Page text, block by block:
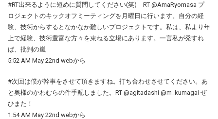
#RT出来るように短めに質問してください(笑) RT @AmaRyomasa プ
ロジェクトのキックオフミーティングを月曜日に行います。自分の経
験、技術からするとなかなか難しいプロジェクトです。私は、私より年
上で経験、技術豊富な方々を束ねる立場にあります。一言私が発すれ
ば、批判の嵐
5:52 AM May 22nd webから
#次回は僕が幹事をさせて頂きますね。打ち合わせさせてください。あ
と奥様のかわむらの件手配しました。RT @agitadashi @m_kumagai ぜ
ひまた！
1:54 AM May 22nd webから